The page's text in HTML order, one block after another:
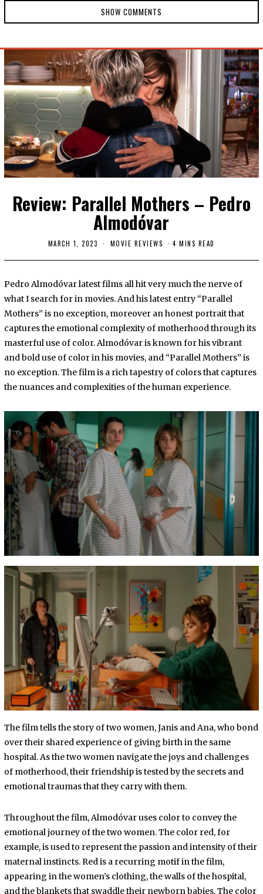
SHOW COMMENTS
Review: Parallel Mothers – Pedro
Almodóvar
MARCH 1, 2023
N
,
2
0
2
MOVIE REVIEWS 4 MINS READ
Pedro Almodóvar latest films all hit very much the nerve of
what I search for in movies. And his latest entry “Parallel
Mothers” is no exception, moreover an honest portrait that
captures the emotional complexity of motherhood through its
masterful use of color. Almodóvar is known for his vibrant
and bold use of color in his movies, and “Parallel Mothers” is
no exception. The film is a rich tapestry of colors that captures
the nuances and complexities of the human experience.
The film tells the story of two women, Janis and Ana, who bond
over their shared experience of giving birth in the same
hospital. As the two women navigate the joys and challenges
of motherhood, their friendship is tested by the secrets and
emotional traumas that they carry with them.
Throughout the film, Almodóvar uses color to convey the
emotional journey of the two women. The color red, for
example, is used to represent the passion and intensity of their
maternal instincts. Red is a recurring motif in the film,
appearing in the women’s clothing, the walls of the hospital,
and the blankets that swaddle their newborn babies. The color